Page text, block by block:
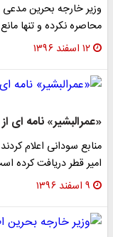
وزیر خارجه بحرین
محاصره نکرده و تنها
۱۲ اسفند ۱۳۹۶
«عمرالبشیر» نامه ای
منابع سودانی اعلام
امیر قطر دریافت کرده
۹ اسفند ۱۳۹۶